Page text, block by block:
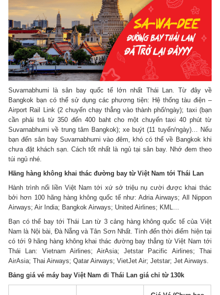
Suvarnabhumi là sân bay quốc tế lớn nhất Thái Lan. Từ đây về
Bangkok bạn có thể sử dụng các phương tiện: Hệ thống tàu điện –
Airport Rail Link (2 chuyến chạy thẳng vào thành phố/ngày); taxi (bạn
cần phải trả từ 350 đến 400 baht cho một chuyến taxi 40 phút từ
Suvarnabhumi về trung tâm Bangkok); xe buýt (11 tuyến/ngày)… Nếu
bạn đến sân bay Suvarnabhumi vào đêm, khó có thể về Bangkok khi
chưa đặt khách sạn. Cách tốt nhất là ngủ tại sân bay. Nhớ đem theo
túi ngủ nhé.
Hãng hàng không khai thác đường bay từ Việt Nam tới Thái Lan
Hành trình nối liền Việt Nam tới xứ sở triệu nụ cười được khai thác
bởi hơn 100 hãng hàng không quốc tế như: Adria Airways; All Nippon
Airways; Air India; Bangkok Airways; United Airlines; KML…
Bạn có thể bay tới Thái Lan từ 3 cảng hàng không quốc tế của Việt
Nam là Nội bài, Đà Nẵng và Tân Sơn Nhất. Tính đến thời điểm hiện tại
có tới 9 hãng hàng không khai thác đường bay thẳng từ Việt Nam tới
Thái Lan: Vietnam Airlines; AirAsia; Jetstar Pacific Airlines; Thai
AirAsia; Thai Airways; Qatar Airways; VietJet Air; Jetstar; Jet Airways.
Bảng giá vé máy bay Việt Nam đi Thái Lan giá chỉ từ 130k